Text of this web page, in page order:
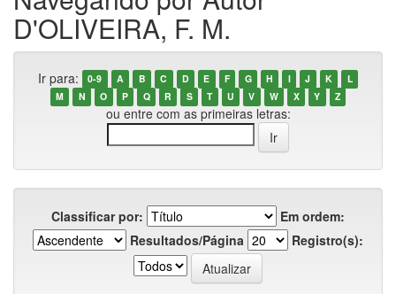
D'OLIVEIRA, F. M.
Ir para: 0-9 A B C D E F G H I J K
L
M
N O P Q R S T U V W X Y Z
ou entre com as primeiras letras:
Classificar por:
Em ordem:
Resultados/Página
Registro(s):